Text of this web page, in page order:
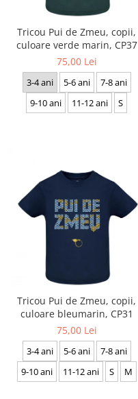
Accesorii
Colecții
România
Haine dacice
Simboluri tradiționale
reinterpretate
Tricouri cu mesaje de bine
Colecții speciale
Tricouri Andra
Colecția Cucuteni Neamț
Tricou Pui de Zmeu, copii,
culoare verde marin, CP37
75,00 Lei
3-4 ani 5-6 ani
7-8 ani
9-10 ani
11-12 ani S
Tricou Pui de Zmeu, copii,
culoare bleumarin, CP31
75,00 Lei
3-4 ani 5-6 ani
7-8 ani
9-10 ani
11-12 ani S M